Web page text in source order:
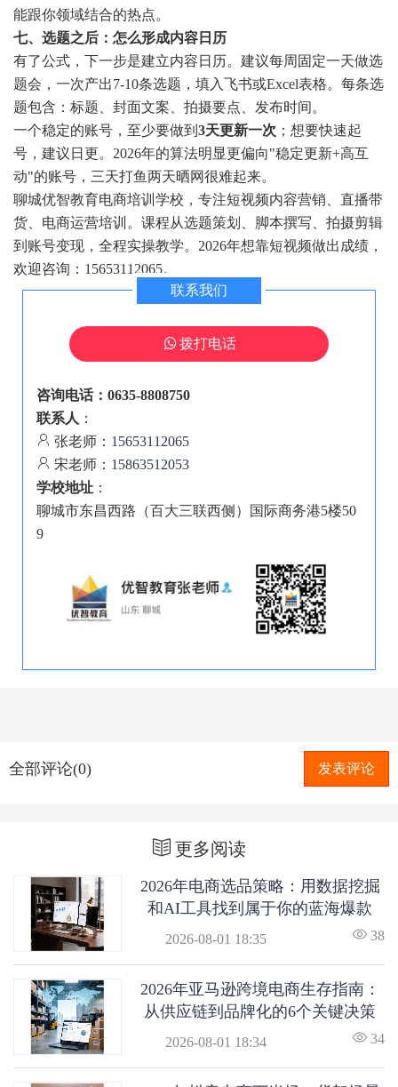
能跟你领域结合的热点。
七、选题之后：怎么形成内容日历
有了公式，下一步是建立内容日历。建议每周固定一天做选
题会，一次产出7-10条选题，填入飞书或Excel表格。每条选
题包含：标题、封面文案、拍摄要点、发布时间。
一个稳定的账号，至少要做到 3天更新一次 ；想要快速起
号，建议日更。2026年的算法明显更偏向"稳定更新+高互
动"的账号，三天打鱼两天晒网很难起来。
聊城优智教育电商培训学校，专注短视频内容营销、直播带
货、电商运营培训。课程从选题策划、脚本撰写、拍摄剪辑
到账号变现，全程实操教学。2026年想靠短视频做出成绩，
欢迎咨询：15653112065。
联系我们
拨打电话
咨询电话：0635-8808750
联系人 ：
张老师： 15653112065
宋老师： 15863512053
学校地址 ：
聊城市东昌西路（百大三联西侧）国际商务港5楼50
9
全部评论(0) 发表评论
更多阅读
2026年电商选品策略：用数据挖掘
和AI工具找到属于你的蓝海爆款
2026-08-01 18:35 38
2026年亚马逊跨境电商生存指南：
从供应链到品牌化的6个关键决策
2026-08-01 18:34 34